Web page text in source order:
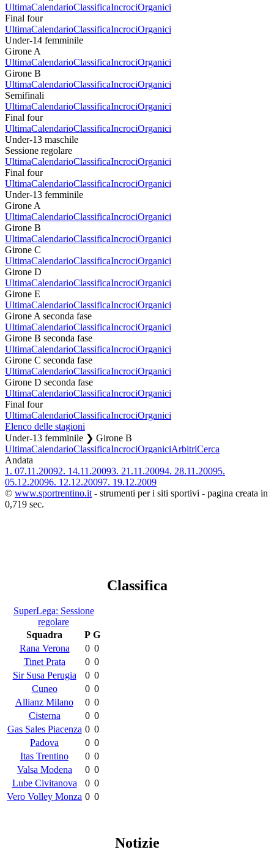
UltimaCalendarioClassificaIncrociOrganici
Final four
UltimaCalendarioClassificaIncrociOrganici
Under-14 femminile
Girone A
UltimaCalendarioClassificaIncrociOrganici
Girone B
UltimaCalendarioClassificaIncrociOrganici
Semifinali
UltimaCalendarioClassificaIncrociOrganici
Final four
UltimaCalendarioClassificaIncrociOrganici
Under-13 maschile
Sessione regolare
UltimaCalendarioClassificaIncrociOrganici
Final four
UltimaCalendarioClassificaIncrociOrganici
Under-13 femminile
Girone A
UltimaCalendarioClassificaIncrociOrganici
Girone B
UltimaCalendarioClassificaIncrociOrganici
Girone C
UltimaCalendarioClassificaIncrociOrganici
Girone D
UltimaCalendarioClassificaIncrociOrganici
Girone E
UltimaCalendarioClassificaIncrociOrganici
Girone A seconda fase
UltimaCalendarioClassificaIncrociOrganici
Girone B seconda fase
UltimaCalendarioClassificaIncrociOrganici
Girone C seconda fase
UltimaCalendarioClassificaIncrociOrganici
Girone D seconda fase
UltimaCalendarioClassificaIncrociOrganici
Final four
UltimaCalendarioClassificaIncrociOrganici
Elenco delle stagioni
Under-13 femminile ❯ Girone B
UltimaCalendarioClassificaIncrociOrganiciArbitriCerca
Andata
1. 07.11.20092. 14.11.20093. 21.11.20094. 28.11.20095.
05.12.20096. 12.12.20097. 19.12.2009
© www.sportrentino.it - strumenti per i siti sportivi - pagina creata in
0,719 sec.
Classifica
SuperLega: Sessione
regolare
Squadra
P G
Rana Verona
0 0
Tinet Prata
0 0
Sir Susa Perugia
0 0
Cuneo
0 0
Allianz Milano
0 0
Cisterna
0 0
Gas Sales Piacenza 0 0
Padova
0 0
Itas Trentino
0 0
Valsa Modena
0 0
Lube Civitanova
0 0
Vero Volley Monza 0 0
Notizie